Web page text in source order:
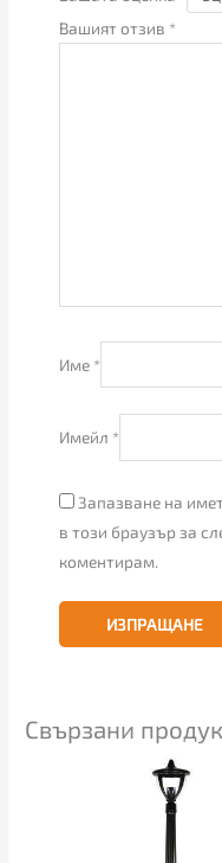
Вашият отзив *
Име *
Имейл *
Запазване на
в този браузър за
коментирам.
Свързани